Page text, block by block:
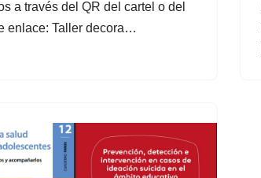
a través del QR del cartel o del
enlace: Taller decora…